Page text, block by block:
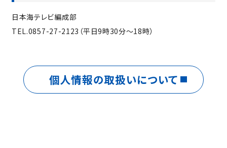
日本海テレビ編成部
TEL.0857-27-2123（平日9時30分～18時）
個人情報の取扱いについて